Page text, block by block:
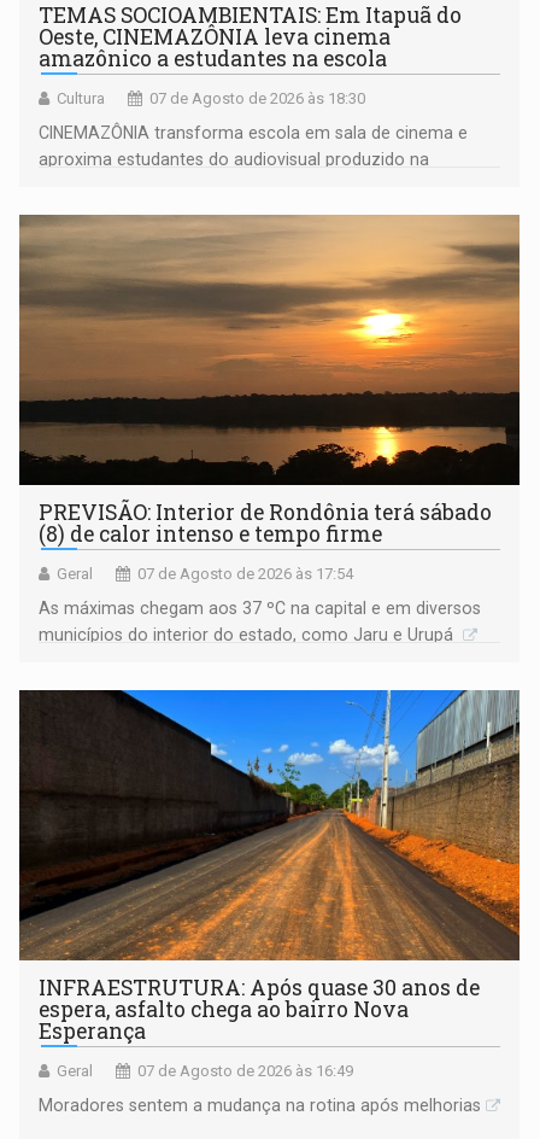
TEMAS SOCIOAMBIENTAIS: Em Itapuã do
Oeste, CINEMAZÔNIA leva cinema
amazônico a estudantes na escola
Cultura 07 de Agosto de 2026 às 18:30
CINEMAZÔNIA transforma escola em sala de cinema e
aproxima estudantes do audiovisual produzido na
PREVISÃO: Interior de Rondônia terá sábado
(8) de calor intenso e tempo firme
Geral 07 de Agosto de 2026 às 17:54
As máximas chegam aos 37 ºC na capital e em diversos
municípios do interior do estado, como Jaru e Urupá
INFRAESTRUTURA: Após quase 30 anos de
espera, asfalto chega ao bairro Nova
Esperança
Geral 07 de Agosto de 2026 às 16:49
Moradores sentem a mudança na rotina após melhorias